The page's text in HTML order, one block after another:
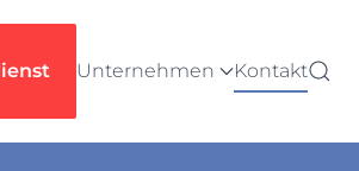
Unternehmen Kontakt